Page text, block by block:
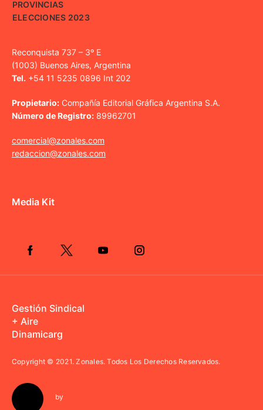
PROVINCIAS
ELECCIONES 2023
Reconquista 737 – 3º E
(1003) Buenos Aires, Argentina
Tel. +54 11 5235 0896 Int 202
Propietario: Compañía Editorial Gráfica Argentina S.A.
Número de Registro: 89962701
comercial@zonales.com
redaccion@zonales.com
Media Kit
Gestión Sindical
+ Aire
Dinamicarg
Copyright © 2021.Zonales. Todos Los Derechos Reservados.
by